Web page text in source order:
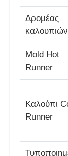
διπλή
Ιατρική ένεση
Έγχυση σε
Δρομέας
καλουπιών
Mold Hot
Runner
Καλούπι
Runner